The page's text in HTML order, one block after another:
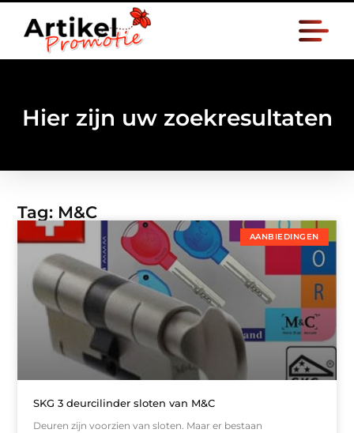
Hier zijn uw zoekresultaten
Tag: M&C
AANBIEDINGEN
SKG 3 deurcilinder sloten van M&C
Deuren zijn voorzien van sloten. Maar er bestaan